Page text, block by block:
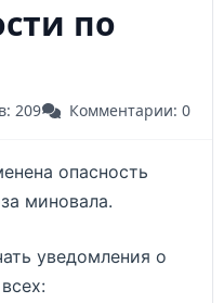
по
209 Комментарии: 0
опасность
миновала.
уведомления о